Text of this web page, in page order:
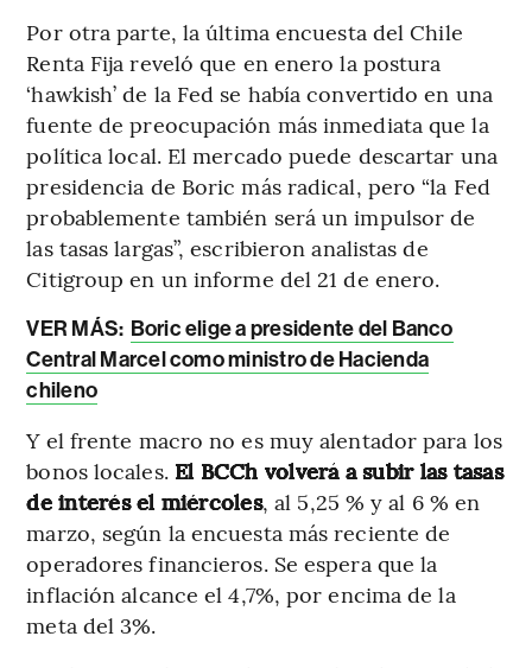
Por otra parte, la última encuesta del Chile
Renta Fija reveló que en enero la postura
‘hawkish’ de la Fed se había convertido en una
fuente de preocupación más inmediata que la
política local. El mercado puede descartar una
presidencia de Boric más radical, pero “la Fed
probablemente también será un impulsor de
las tasas largas”, escribieron analistas de
Citigroup en un informe del 21 de enero.
VER MÁS: Boric elige a presidente del Banco
Central Marcel como ministro de Hacienda
chileno
Y el frente macro no es muy alentador para los
bonos locales. El BCCh volverá a subir las tasas
de interés el miércoles, al 5,25 % y al 6 % en
marzo, según la encuesta más reciente de
operadores financieros. Se espera que la
inflación alcance el 4,7%, por encima de la
meta del 3%.